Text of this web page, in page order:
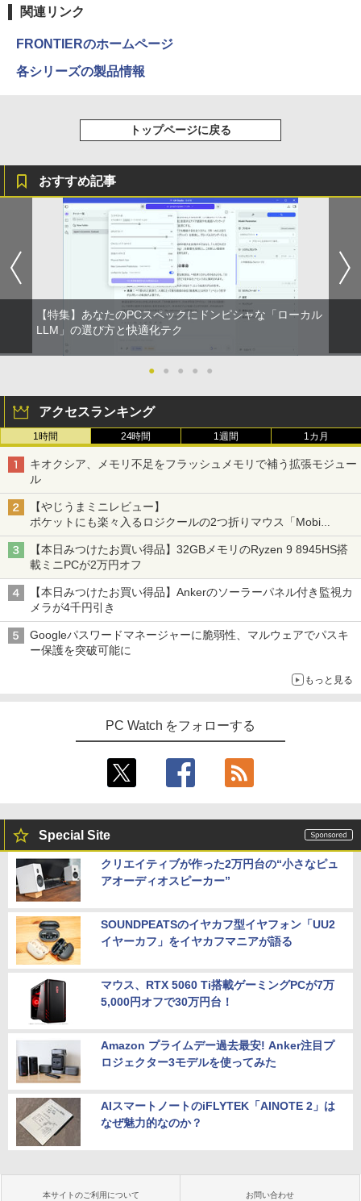
￥14,990
【2026年アップグレード版】AOKIMI ワイヤ
レスイヤホン bluetooth イヤホン V12 小型
軽量 ブルートゥースHi-Fi 最大36時間再生 ぶ
るーとゅーす コードレス ENCノイズキャン
セリング 自動ペアリング Type-C充電 マイク
付き 防水 タッチ式音量調整 スポーツ/通勤/通
学/WEB会議(ホワイト)
￥1,964
Xiaomi シャオミ REDMI Buds 8 Lite ワイヤ
レスイヤホン Bluetooth 5.4 ノイズキャンセ
￥2,980
￥250
￥250
BUGS LIFE
￥250
On My Road (Stadium ver.)
￥250
ットル (Smart Basic)
￥1,380
￥1,117
by Amazon 炭酸水 ラベルレス 500ml ×24本
強炭酸水 ペットボトル 500ミリリットル (Sm
art Basic)
￥1,625
コカ・コーラ やかんの麦茶 from 爽健美茶 ラ
ベルレス 650mlPET×24本
￥832
￥572
スーパーの裏でヤニ吸うふたり 9巻 (デジタル
版ビッグガンガンコミックス)
￥810
ONE PIECE モノクロ版 115 (ジャンプコミッ
クスDIGITAL)
￥594
関連リンク
FRONTIERのホームページ
各シリーズの製品情報
トップページに戻る
おすすめ記事
【特集】あなたのPCスペックにドンピシャな「ローカル
LLM」の選び方と快適化テク
● ● ● ● ●
アクセスランキング
1時間 24時間 1週間 1カ月
キオクシア、メモリ不足をフラッシュメモリで補う拡張モジュー
ル
【やじうまミニレビュー】
ポケットにも楽々入るロジクールの2つ折りマウス「Mobi
Fold」。その気になるギミックとは？
【本日みつけたお買い得品】32GBメモリのRyzen 9 8945HS搭
載ミニPCが2万円オフ
【本日みつけたお買い得品】Ankerのソーラーパネル付き監視カ
メラが4千円引き
Googleパスワードマネージャーに脆弱性、マルウェアでパスキ
ー保護を突破可能に
もっと見る
PC Watch をフォローする
Special Site
クリエイティブが作った2万円台の“小さなピュ
アオーディオスピーカー”
SOUNDPEATSのイヤカフ型イヤフォン「UU2
イヤーカフ」をイヤカフマニアが語る
マウス、RTX 5060 Ti搭載ゲーミングPCが7万
5,000円オフで30万円台！
Amazon プライムデー過去最安! Anker注目プ
ロジェクター3モデルを使ってみた
AIスマートノートのiFLYTEK「AINOTE 2」は
なぜ魅力的なのか？
本サイトのご利用について お問い合わせ